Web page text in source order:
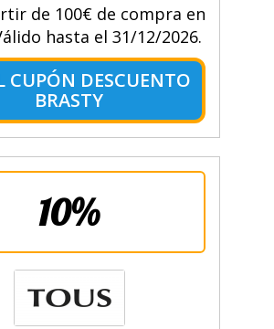
de 100€ de compra en
hasta el 31/12/2026.
CUPÓN DESCUENTO
BRASTY
10%